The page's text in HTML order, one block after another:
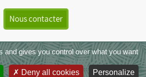
Nous contacter
© 2026|Mentions légales|CGU|CGVS|
and gives you control over what you want
Deny all cookies Personalize